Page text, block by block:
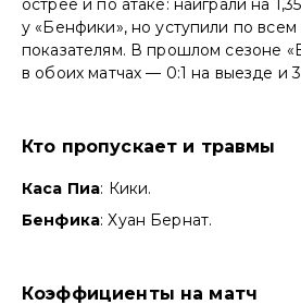
острее и по атаке: наиграли на
у «Бенфики», но уступили по всем
показателям. В прошлом сезоне
в обоих матчах — 0:1 на выезде и
Кто пропускает и травмы
Каса Пиа: Кики.
Бенфика: Хуан Бернат.
Коэффициенты на матч